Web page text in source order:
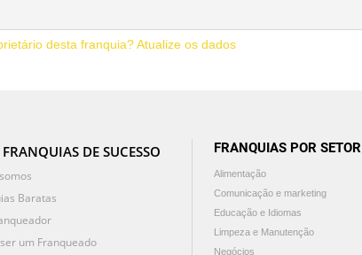
desta franquia? Atualize os dados
DE SUCESSO
Baratas
um Franqueado
FRANQUIAS POR SETOR
Alimentação
Comunicação e marketing
Educação e Idiomas
Limpeza e Manutenção
Negócios